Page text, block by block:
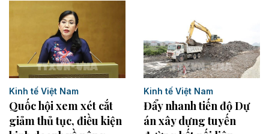
Kinh tế Việt Nam
Quốc hội xem xét cắt
giảm thủ tục, điều kiện
Kinh tế Việt Nam
Đẩy nhanh tiến độ Dự
án xây dựng tuyến